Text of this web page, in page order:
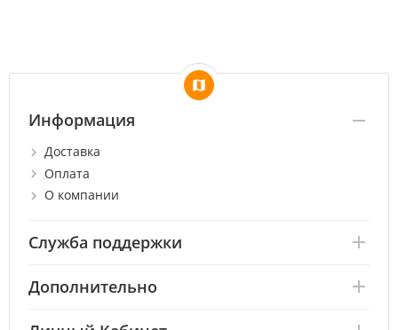
Информация
Доставка
Оплата
О компании
Служба поддержки
Дополнительно